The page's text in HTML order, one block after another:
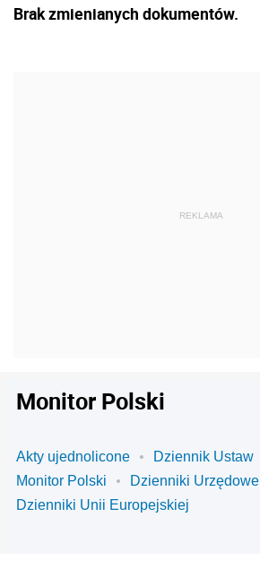
Brak zmienianych dokumentów.
Monitor Polski
Akty ujednolicone
Dziennik Ustaw
Monitor Polski
Dzienniki Urzędowe
Dzienniki Unii Europejskiej